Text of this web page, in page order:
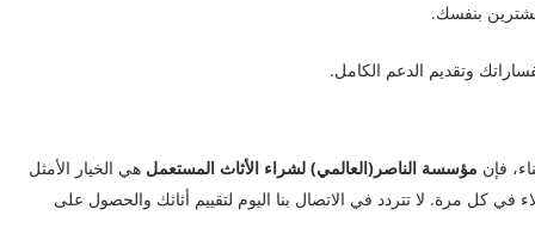
بنفسك.
وتقديم الدعم الكامل.
فإن مؤسسة الناصر(العالمي) لشراء الأثاث المستعمل هي الخيار الأمثل
كل مرة. لا تتردد في الاتصال بنا اليوم لتقييم أثاثك والحصول على